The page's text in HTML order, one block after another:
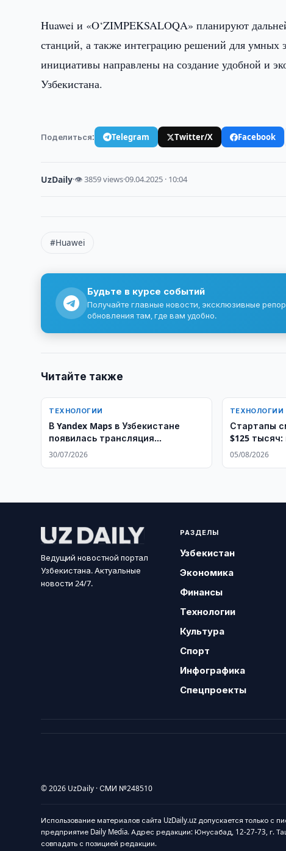
Huawei и «O‘ZIMPEKSALOQA» планируют
станций, а также интеграцию решений для умных
инициативы направлены на создание удобной и
Узбекистана.
Поделиться: Telegram Twitter/X Facebook
UzDaily·👁 3859 views·09.04.2025 · 10:04
#Huawei
Будьте в курсе событий
Получайте главные новости, эксклюзивные
обновления там, где вам удобно.
Читайте также
ТЕХНОЛОГИИ
В Yandex Maps в Узбекистане
появилась трансляция
геопозиции
30/07/2026
ТЕХНОЛОГИИ
Стартапы
$125
05/08/2026
Ведущий новостной портал
Узбекистана. Актуальные
новости 24/7.
РАЗДЕЛЫ
Узбекистан
Экономика
Финансы
Технологии
Культура
Спорт
Инфографика
Спецпроекты
© 2026 UzDaily · СМИ №248510
Использование материалов сайта UzDaily.uz допускается только
предприятие Daily Media. Адрес редакции: Юнусабад, 12-27-73, г.
совпадать с позицией редакции.